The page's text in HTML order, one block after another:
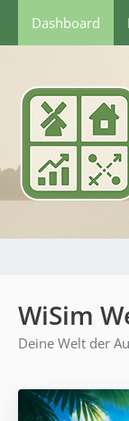
Dashboard
WiSim
Deine Welt der